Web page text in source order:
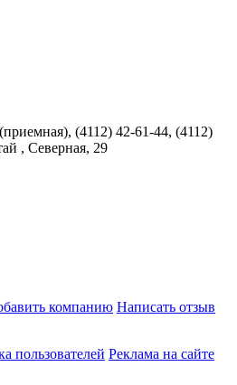
(4112) 42-61-44, (4112)
, Северная, 29
компанию Написать отзыв
пользователей Реклама на сайте